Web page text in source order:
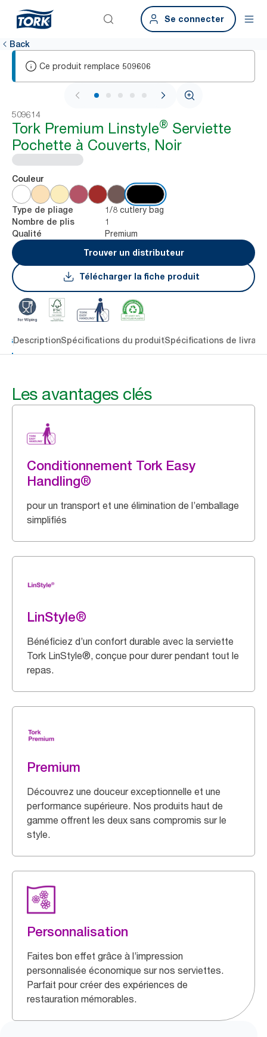
Se connecter
Back
Ce produit remplace 509606
1 / 5
509614
Tork Premium Linstyle® Serviette
Pochette à Couverts, Noir
Couleur
Type de pliage 1/8 cutlery bag
Nombre de plis 1
Qualité
Premium
Trouver un distributeur
Télécharger la fiche produit
DescriptionSpécifications du produitSpécifications de
Les avantages clés
Conditionnement Tork Easy
Handling®
pour un transport et une élimination de l’emballage
simplifiés
LinStyle®
Bénéficiez d’un confort durable avec la serviette
Tork LinStyle®, conçue pour durer pendant tout le
repas.
Premium
Découvrez une douceur exceptionnelle et une
performance supérieure. Nos produits haut de
gamme offrent les deux sans compromis sur le
style.
Personnalisation
Faites bon effet grâce à l’impression
personnalisée économique sur nos serviettes.
Parfait pour créer des expériences de
restauration mémorables.